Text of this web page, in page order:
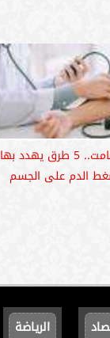
القاتل الصامت.. 5 طرق يهدد بها
الدم على الجسم
الرياضة